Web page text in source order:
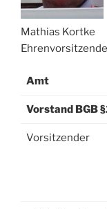
Mathias Kortke
Amt
Vorstand BGB
Vorsitzender